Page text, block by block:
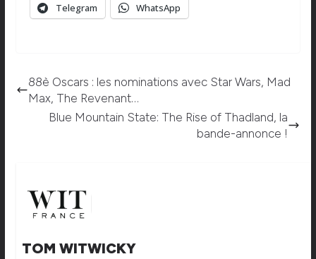
Telegram WhatsApp
88è Oscars : les nominations avec Star Wars, Mad
Max, The Revenant…
Blue Mountain State: The Rise of Thadland, la
bande-annonce !
TOM WITWICKY